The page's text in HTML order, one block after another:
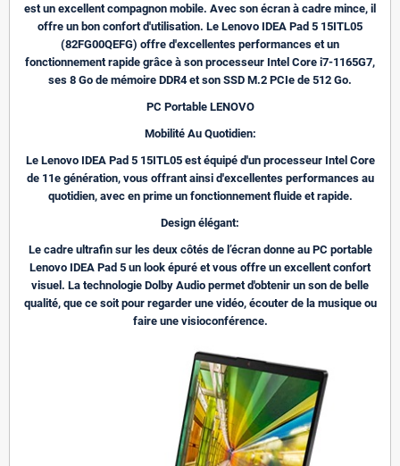
est un excellent compagnon mobile. Avec son écran à cadre mince, il
offre un bon confort d'utilisation. Le Lenovo IDEA Pad 5 15ITL05
(82FG00QEFG) offre d'excellentes performances et un
fonctionnement rapide grâce à son processeur Intel Core i7-1165G7,
ses 8 Go de mémoire DDR4 et son SSD M.2 PCIe de 512 Go.
PC Portable LENOVO
Mobilité Au Quotidien:
Le Lenovo IDEA Pad 5 15ITL05 est équipé d'un processeur Intel Core
de 11e génération, vous offrant ainsi d'excellentes performances au
quotidien, avec en prime un fonctionnement fluide et rapide.
Design élégant:
Le cadre ultrafin sur les deux côtés de l’écran donne au PC portable
Lenovo IDEA Pad 5 un look épuré et vous offre un excellent confort
visuel. La technologie Dolby Audio permet d'obtenir un son de belle
qualité, que ce soit pour regarder une vidéo, écouter de la musique ou
faire une visioconférence.